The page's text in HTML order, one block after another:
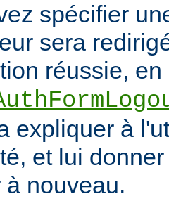
spécifier
sera
réussie,
expliquer à
et lui
nouveau.